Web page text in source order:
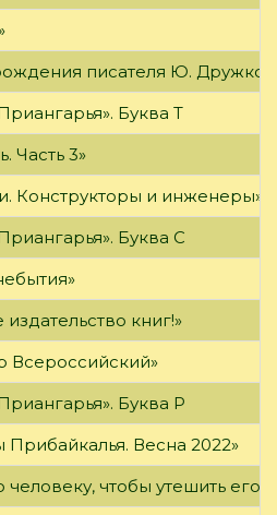
писателя Ю.
Буква Т
Часть 3»
Конструкторы и инженеры»
Буква С
книг!»
Всероссийский»
Буква Р
Весна 2022»
чтобы утешить его